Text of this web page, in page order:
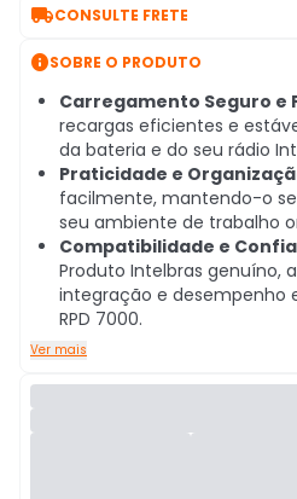
CONSULTE FRETE
SOBRE O PRODUTO
Carregamento Seguro e
recargas eficientes e
da bateria e do seu rádio
Praticidade e
facilmente, mantendo-o
seu ambiente de trabalho
Compatibilidade e
Produto Intelbras genuíno,
integração e desempenho
RPD 7000.
Ver mais